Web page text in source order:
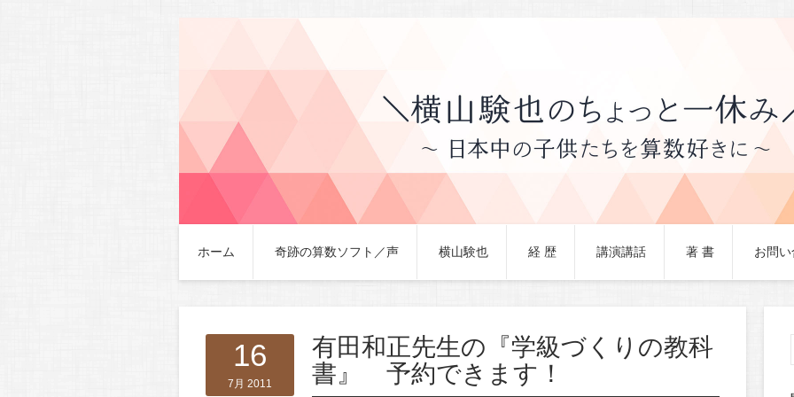
ホーム 奇跡の算数ソフト／声 横山験也 経 歴 講演講話 著 書 お問
16
7月 2011
有田和正先生の『学級づくりの教科
書』 予約できます！